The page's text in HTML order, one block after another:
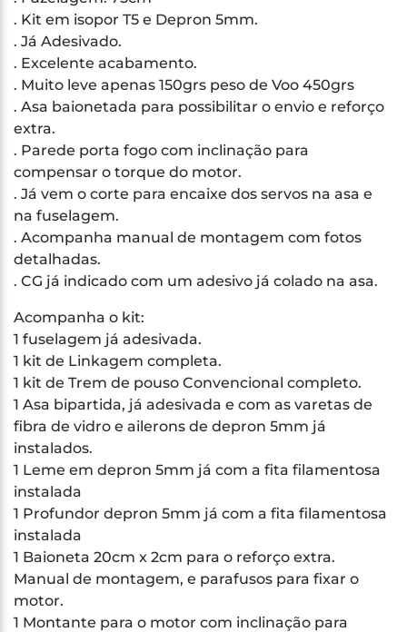
. Kit em isopor T5 e Depron 5mm.
. Já Adesivado.
. Excelente acabamento.
. Muito leve apenas 150grs peso de Voo 450grs
. Asa baionetada para possibilitar o envio e reforço
extra.
. Parede porta fogo com inclinação para
compensar o torque do motor.
. Já vem o corte para encaixe dos servos na asa e
na fuselagem.
. Acompanha manual de montagem com fotos
detalhadas.
. CG já indicado com um adesivo já colado na asa.
Acompanha o kit:
1 fuselagem já adesivada.
1 kit de Linkagem completa.
1 kit de Trem de pouso Convencional completo.
1 Asa bipartida, já adesivada e com as varetas de
fibra de vidro e ailerons de depron 5mm já
instalados.
1 Leme em depron 5mm já com a fita filamentosa
instalada
1 Profundor depron 5mm já com a fita filamentosa
instalada
1 Baioneta 20cm x 2cm para o reforço extra.
Manual de montagem, e parafusos para fixar o
motor.
1 Montante para o motor com inclinação para